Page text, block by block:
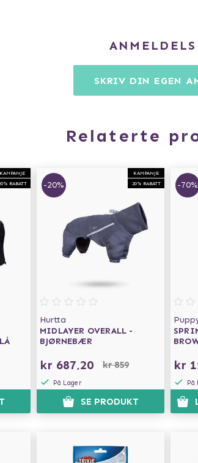
SKRIV DIN EGEN
Relaterte
KAMPANJE
RABATT
KAMPANJE
20% RABATT
-20%
Hurtta
MIDLAYER OVERALL -
BJØRNEBÆR
kr 687,20 kr 859
På Lager
SE PRODUKT
-70%
kr
På